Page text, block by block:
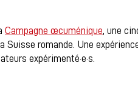
Campagne œcuménique, une
Suisse romande. Une
expérimenté·e·s.